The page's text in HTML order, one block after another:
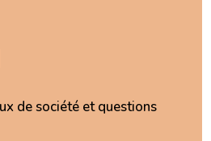
de société et questions